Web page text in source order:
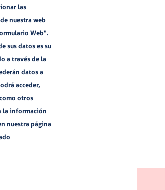
las
nuestra web
Web".
sus datos es su
a través de la
datos a
acceder,
otros
la información
nuestra página